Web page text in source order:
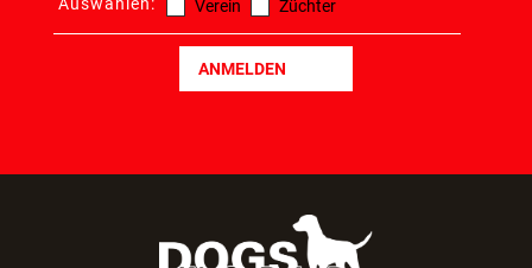
Auswählen: Verein Züchter
ANMELDEN